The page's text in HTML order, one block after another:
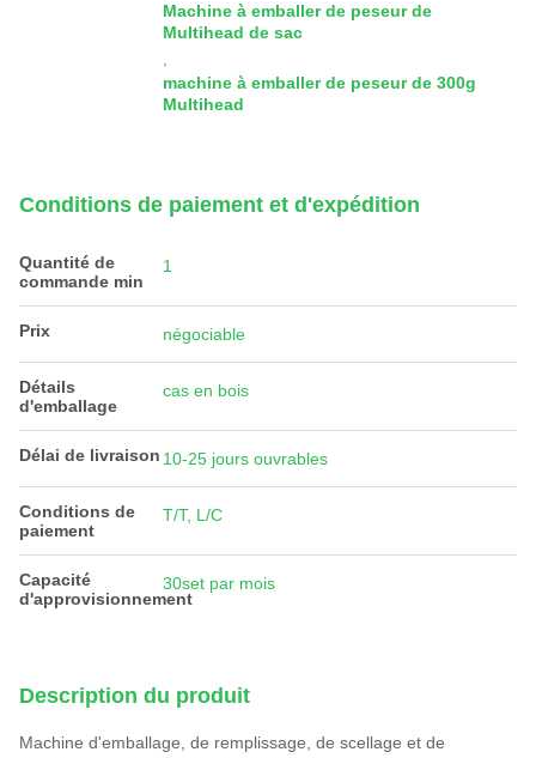
Machine à emballer de peseur de
Multihead de sac
machine à emballer de peseur de 300g
Multihead
Conditions de paiement et d'expédition
Quantité de
commande min
1
Prix négociable
Détails
d'emballage
cas en bois
Délai de livraison 10-25 jours ouvrables
Conditions de
paiement
T/T, L/C
Capacité
d'approvisionnement
30set par mois
Description du produit
Machine d'emballage, de remplissage, de scellage et de